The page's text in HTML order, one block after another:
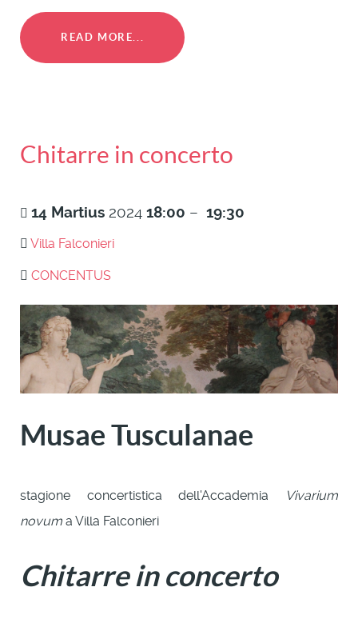
READ MORE...
Chitarre in concerto
14 Martius 2024 18:00 – 19:30
Villa Falconieri
CONCENTUS
Musae Tusculanae
stagione concertistica dell'Accademia
Vivarium
novum a Villa Falconieri
Chitarre in concerto